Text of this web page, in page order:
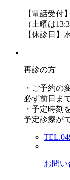
【電話受付
（土曜は
【休診日】
再診の方
・ご予約の
必ず前日ま
・予定時刻
予定診療が
お問い